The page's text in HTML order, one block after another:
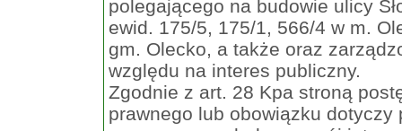
polegającego na budowie ulicy
ewid. 175/5, 175/1, 566/4 w m.
gm. Olecko, a także oraz
względu na interes publiczny.
Zgodnie z art. 28 Kpa stroną
prawnego lub obowiązku